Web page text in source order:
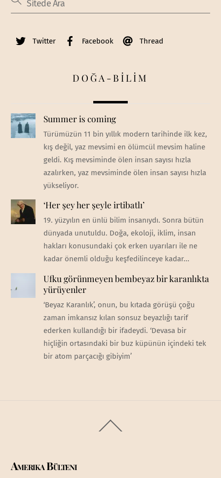
Twitter Facebook Thread
DOĞA-BİLİM
Summer is coming
Türümüzün 11 bin yıllık modern tarihinde ilk kez,
kış değil, yaz mevsimi en ölümcül mevsim haline
geldi. Kış mevsiminde ölen insan sayısı hızla
azalırken, yaz mevsiminde ölen insan sayısı hızla
yükseliyor.
‘Her şey her şeyle irtibatlı’
19. yüzyılın en ünlü bilim insanıydı. Sonra bütün
dünyada unutuldu. Doğa, ekoloji, iklim, insan
hakları konusundaki çok erken uyarıları ile ne
kadar önemli olduğu keşfedilinceye kadar...
Ufku görünmeyen bembeyaz bir karanlıkta
yürüyenler
‘Beyaz Karanlık’, onun, bu kıtada görüşü çoğu
zaman imkansız kılan sonsuz beyazlığı tarif
ederken kullandığı bir ifadeydi. ‘Devasa bir
hiçliğin ortasındaki bir buz küpünün içindeki tek
bir atom parçacığı gibiyim’
To
Amerika Bülteni